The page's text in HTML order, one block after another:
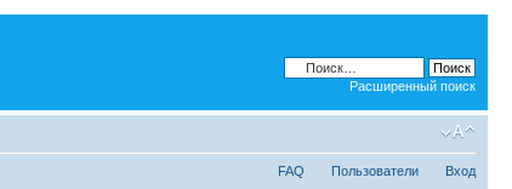
Расширенный поиск
FAQ Пользователи Вход